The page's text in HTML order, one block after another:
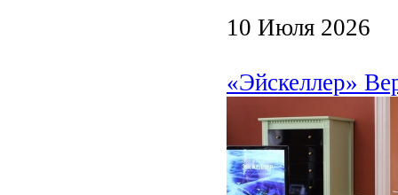
10 Июля 2026
«Эйскеллер»